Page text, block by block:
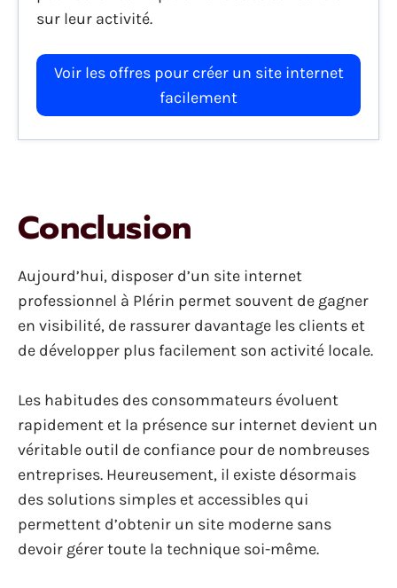
sur leur activité.
Voir les offres pour créer un site internet
facilement
Conclusion
Aujourd’hui, disposer d’un site internet
professionnel à Plérin permet souvent de gagner
en visibilité, de rassurer davantage les clients et
de développer plus facilement son activité locale.
Les habitudes des consommateurs évoluent
rapidement et la présence sur internet devient un
véritable outil de confiance pour de nombreuses
entreprises. Heureusement, il existe désormais
des solutions simples et accessibles qui
permettent d’obtenir un site moderne sans
devoir gérer toute la technique soi-même.